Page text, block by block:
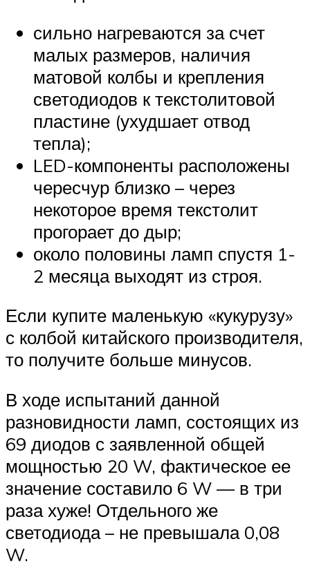
сильно нагреваются за счет
малых размеров, наличия
матовой колбы и крепления
светодиодов к текстолитовой
пластине (ухудшает отвод
тепла);
LED-компоненты расположены
чересчур близко – через
некоторое время текстолит
прогорает до дыр;
около половины ламп спустя 1-
2 месяца выходят из строя.
Если купите маленькую «кукурузу»
с колбой китайского производителя,
то получите больше минусов.
В ходе испытаний данной
разновидности ламп, состоящих из
69 диодов с заявленной общей
мощностью 20 W, фактическое ее
значение составило 6 W — в три
раза хуже! Отдельного же
светодиода – не превышала 0,08
W.